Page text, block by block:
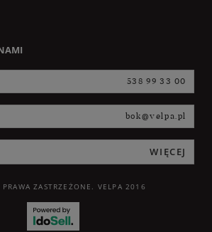
538 99 33 00
bok@velpa.pl
WIĘCEJ
PRAWA ZASTRZEŻONE. VELPA 2016